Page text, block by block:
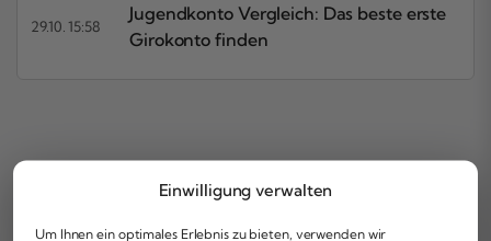
Einwilligung verwalten
Um Ihnen ein optimales Erlebnis zu bieten, verwenden wir
29.10. 15:58
Jugendkonto Vergleich: Das beste erste
Girokonto finden